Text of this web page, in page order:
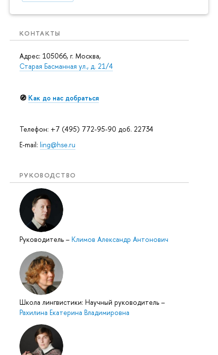
КОНТАКТЫ
Адрес: 105066, г. Москва,
Старая Басманная ул., д. 21/4
🧭 Как до нас добраться
Телефон: +7 (495) 772-95-90 доб. 22734
E-mail: ling@hse.ru
РУКОВОДСТВО
Руководитель – Климов Александр Антонович
Школа лингвистики: Научный руководитель –
Рахилина Екатерина Владимировна